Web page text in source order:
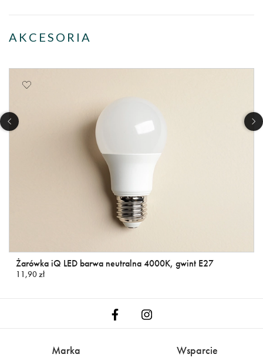
AKCESORIA
Żarówka iQ LED barwa neutralna 4000K, gwint E27
11,90 zł
Marka Wsparcie